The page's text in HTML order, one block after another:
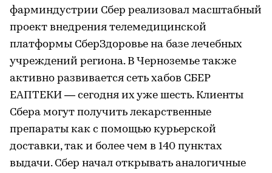
фарминдустрии Сбер реализовал масштабный
проект внедрения телемедицинской
платформы СберЗдоровье на базе лечебных
учреждений региона. В Черноземье также
активно развивается сеть хабов СБЕР
ЕАПТЕКИ — сегодня их уже шесть. Клиенты
Сбера могут получить лекарственные
препараты как с помощью курьерской
доставки, так и более чем в 140 пунктах
выдачи. Сбер начал открывать аналогичные